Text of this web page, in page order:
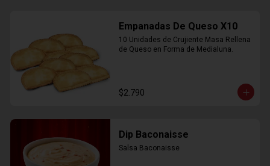
Empanadas De Queso X10
10 Unidades de Crujiente Masa Rellena
de Queso en Forma de Medialuna.
$2.790
Dip Baconaisse
Salsa Baconaisse